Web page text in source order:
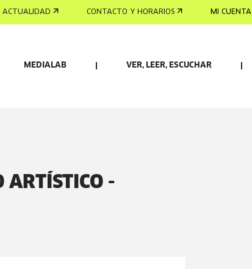
ACTUALIDAD CONTACTO Y HORARIOS MI CUENTA
MEDIALAB VER, LEER, ESCUCHAR
ARTÍSTICO -